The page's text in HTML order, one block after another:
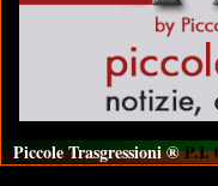
Piccole Trasgressioni ®P.I.